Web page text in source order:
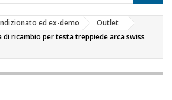
ed ex-demo
Outlet
di ricambio per testa treppiede arca swiss